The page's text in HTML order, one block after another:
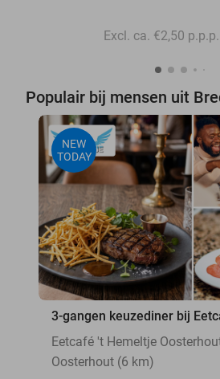
Excl. ca. €2,50
Populair bij mensen uit
NEW
TODAY
3-gangen keuzediner bij
Eetcafé 't Hemeltje
Oosterhout (6 km)